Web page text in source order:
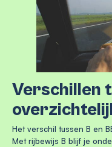
Verschillen
Het verschil tussen B en
Met rijbewijs B blijf je